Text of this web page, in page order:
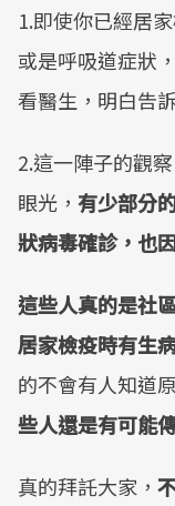
1.即使你已經居
或是呼吸道症狀
看醫生，明白告
2.這一陣子的觀
眼光， 有少部分
狀病毒確診，也
這些人真的是社
居家檢疫時有生
的不會有人知道
些人還是有可能
真的拜託大家，